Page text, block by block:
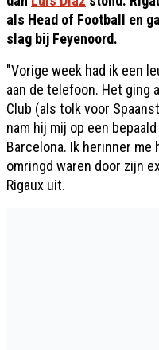
als Head of Football en
slag bij Feyenoord.
"Vorige week had ik een
aan de telefoon. Het ging
Club (als tolk voor
nam hij mij op een
Barcelona. Ik herinner
omringd waren door zijn
Rigaux uit.